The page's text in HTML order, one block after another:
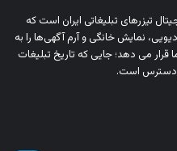
تیزرهای تبلیغاتی ایران است که
نمایش خانگی و آرم‌ آگهی‌ها را به‌
می‌ دهد؛ جایی که تاریخ تبلیغات
دسترس است.